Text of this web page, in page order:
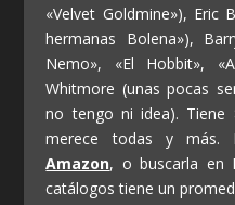
«Velvet Goldmine»), Eric
hermanas Bolena»),
Nemo», «El Hobbit»,
Whitmore (unas pocas
no tengo ni idea). Tiene
merece todas y más.
Amazon, o buscarla en
catálogos tiene un